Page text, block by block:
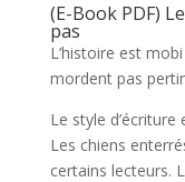
(E-Book PDF)
pas
L’histoire est
mordent pas
Le style
Les chiens
certains lecteurs.